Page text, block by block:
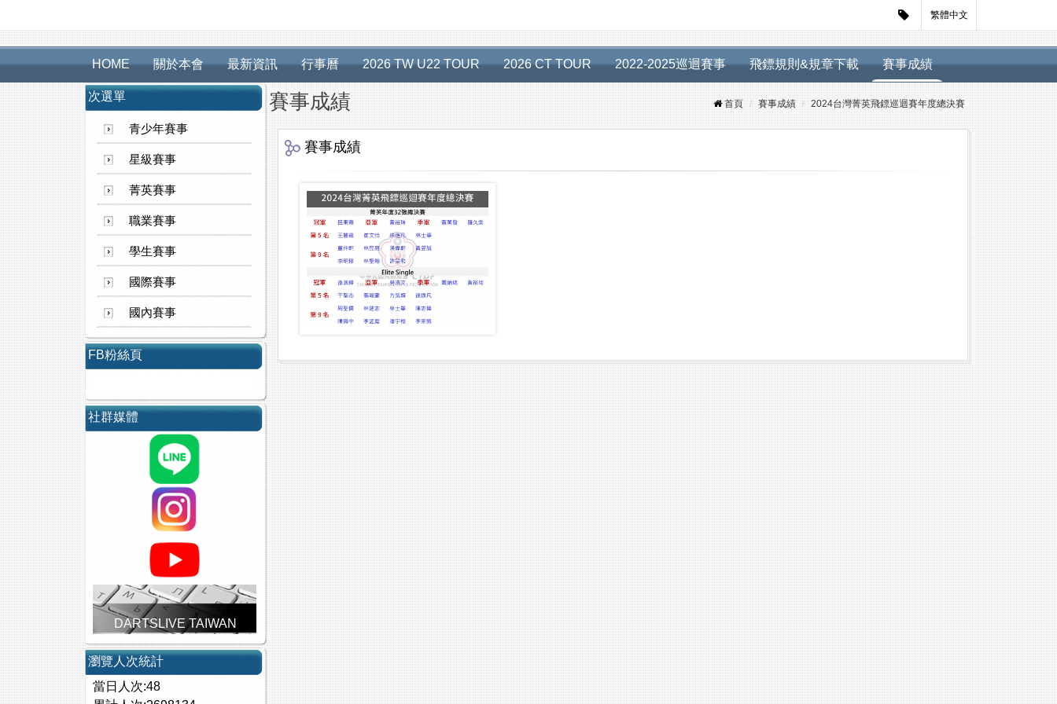
繁體中文
HOME 關於本會 最新資訊 行事曆 2026 TW U22 TOUR 2026 CT TOUR 2022-2025巡迴賽事 飛鏢規則&規章下載 賽事成績
次選單
青少年賽事
星級賽事
菁英賽事
職業賽事
學生賽事
國際賽事
國內賽事
FB粉絲頁
社群媒體
DARTSLIVE TAIWAN
瀏覽人次統計
當日人次:48
賽事成績 首頁 賽事成績 2024台灣菁英飛鏢巡迴賽年度總決賽
賽事成績